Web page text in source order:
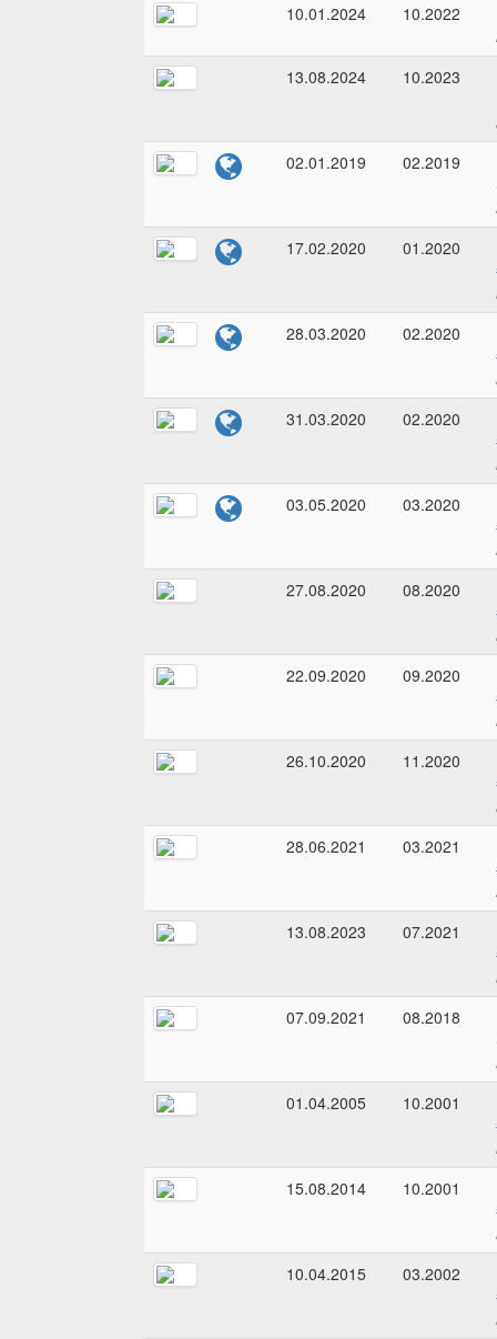
10.01.2024
10.2022
13.08.2024
10.2023
02.01.2019
02.2019
17.02.2020
01.2020
28.03.2020
02.2020
31.03.2020
02.2020
03.05.2020
03.2020
27.08.2020
08.2020
22.09.2020
09.2020
26.10.2020
11.2020
28.06.2021
03.2021
13.08.2023
07.2021
07.09.2021
08.2018
01.04.2005
10.2001
15.08.2014
10.2001
10.04.2015
03.2002